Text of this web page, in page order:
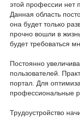
этой профессии нет
Данная область
она будет только
прочно вошли в
будет требоваться
Постоянно
пользователей.
портал. Для
профессиональные
Трудоустройство